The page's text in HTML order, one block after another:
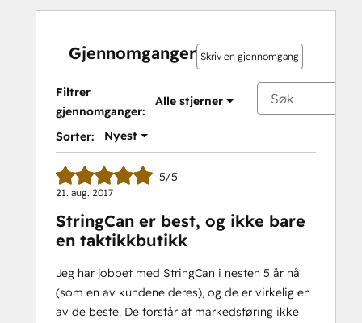
Gjennomganger Skriv en gjennomgang
Filtrer
gjennomganger:
Alle stjerner
Sorter: Nyest
5/5
21. aug. 2017
StringCan er best, og ikke bare
en taktikkbutikk
Jeg har jobbet med StringCan i nesten 5 år nå
(som en av kundene deres), og de er virkelig en
av de beste. De forstår at markedsføring ikke